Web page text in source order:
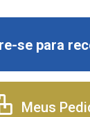
se para
Meus